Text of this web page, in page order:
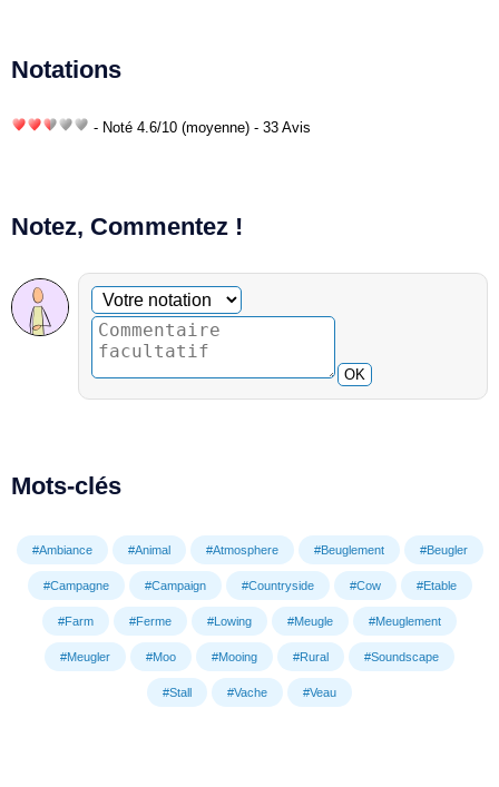
Notations
- Noté 4.6/10 (moyenne) - 33 Avis
Notez, Commentez !
Commentaire facultatif
Votre notation
OK
Mots-clés
#Ambiance #Animal #Atmosphere #Beuglement #Beugler
#Campagne #Campaign #Countryside #Cow #Etable
#Farm #Ferme #Lowing #Meugle #Meuglement
#Meugler #Moo #Mooing #Rural #Soundscape
#Stall #Vache #Veau